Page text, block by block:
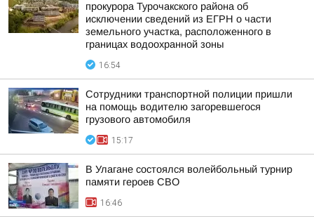
прокурора Турочакского района об
исключении сведений из ЕГРН о части
земельного участка, расположенного в
границах водоохранной зоны
16:54
Сотрудники транспортной полиции пришли
на помощь водителю загоревшегося
грузового автомобиля
15:17
В Улагане состоялся волейбольный турнир
памяти героев СВО
16:46